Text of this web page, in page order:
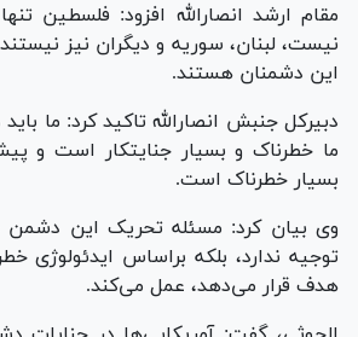
مقام ارشد انصارالله افزود: فلسطین
نیست، لبنان، سوریه و دیگران نیز
این دشمنان هستند.
دبیرکل جنبش انصارالله تاکید کرد: ما
ما خطرناک و بسیار جنایتکار است و
بسیار خطرناک است.
وی بیان کرد: مسئله تحریک این دشمن
توجیه ندارد، بلکه براساس ایدئولوژی
هدف قرار می‌دهد، عمل می‌کند.